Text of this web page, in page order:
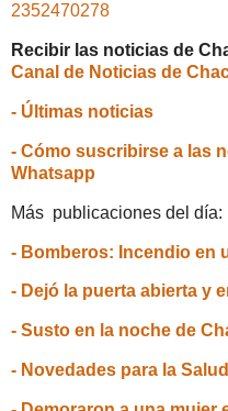
2352470278
Recibir las noticias de
Canal de Noticias de
- Últimas noticias
- Cómo suscribirse a las
Whatsapp
Más publicaciones del día:
- Bomberos: Incendio en
- Dejó la puerta abierta y
- Susto en la noche de
- Novedades para la